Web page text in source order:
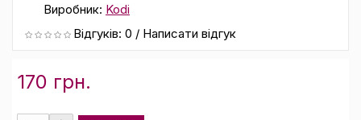
Виробник: Kodi
Відгуків: 0 / Написати відгук
170 грн.